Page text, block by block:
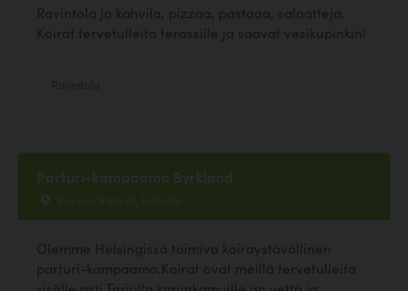
Ravintola ja kahvila, pizzaa, pastaaa, salaatteja.
Koirat tervetulleita terassille ja saavat vesikupinkin!
Parturi-kampaamo Byrkland
Porvoonkatu 16, Helsinki
Olemme Helsingissä toimiva koiraystävällinen
parturi-kampaamo.Koirat ovat meillä tervetulleita